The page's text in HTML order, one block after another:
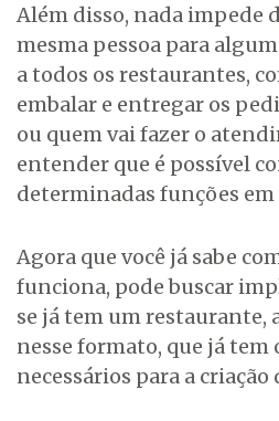
Além disso, nada impede
mesma pessoa para
a todos os restaurantes,
embalar e entregar os
ou quem vai fazer o
entender que é possível
determinadas funções em
Agora que você já sabe
funciona, pode buscar
se já tem um restaurante,
nesse formato, que já tem
necessários para a criação